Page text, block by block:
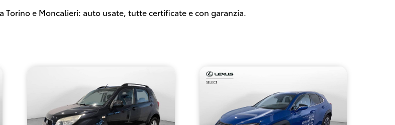
Torino e Moncalieri: auto usate, tutte certificate e con garanzia.